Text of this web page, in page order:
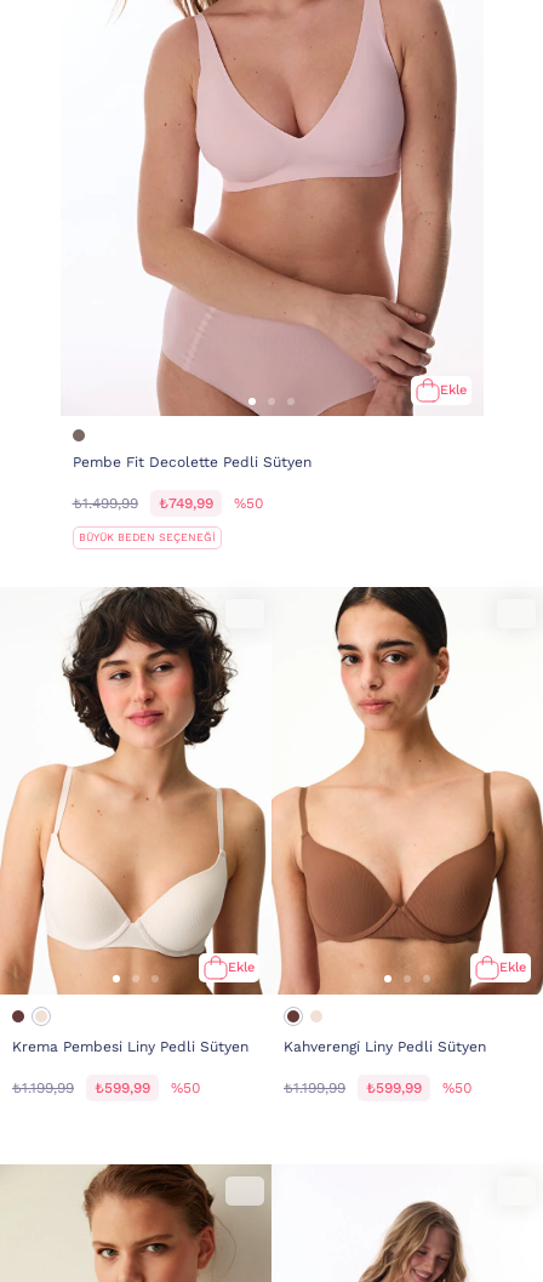
Ekle
Pembe Fit Decolette Pedli Sütyen
₺1.499,99 ₺749,99 %50
BÜYÜK BEDEN SEÇENEĞİ
Ekle
Krema Pembesi Liny Pedli Sütyen
₺1.199,99 ₺599,99 %50
Ekle
Kahverengi̇ Liny Pedli Sütyen
₺1.199,99 ₺599,99 %50